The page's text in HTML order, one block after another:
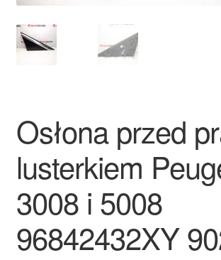
Skarga
Zasady i warunki
Osłona przed
lusterkiem
3008 i 5008
96842432XY